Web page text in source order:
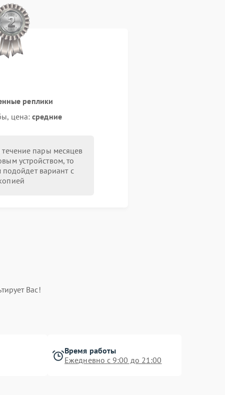
реплики
цена:средние
течение пары месяцев
устройством, то
вариант с
Вас!
Время работы
Ежедневно с 9:00 до 21:00